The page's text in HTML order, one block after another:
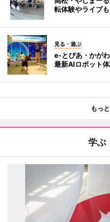
転体験やライブも
見る・遊ぶ
e-とぴあ・かが
最新AIロボット
もっ
学ぶ